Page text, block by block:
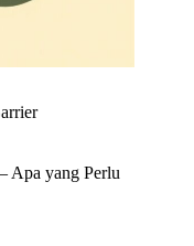
Apa yang Perlu